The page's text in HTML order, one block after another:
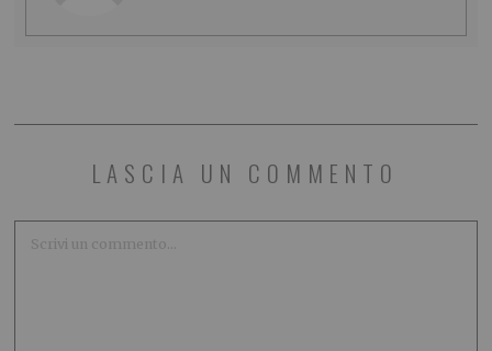
LASCIA UN COMMENTO